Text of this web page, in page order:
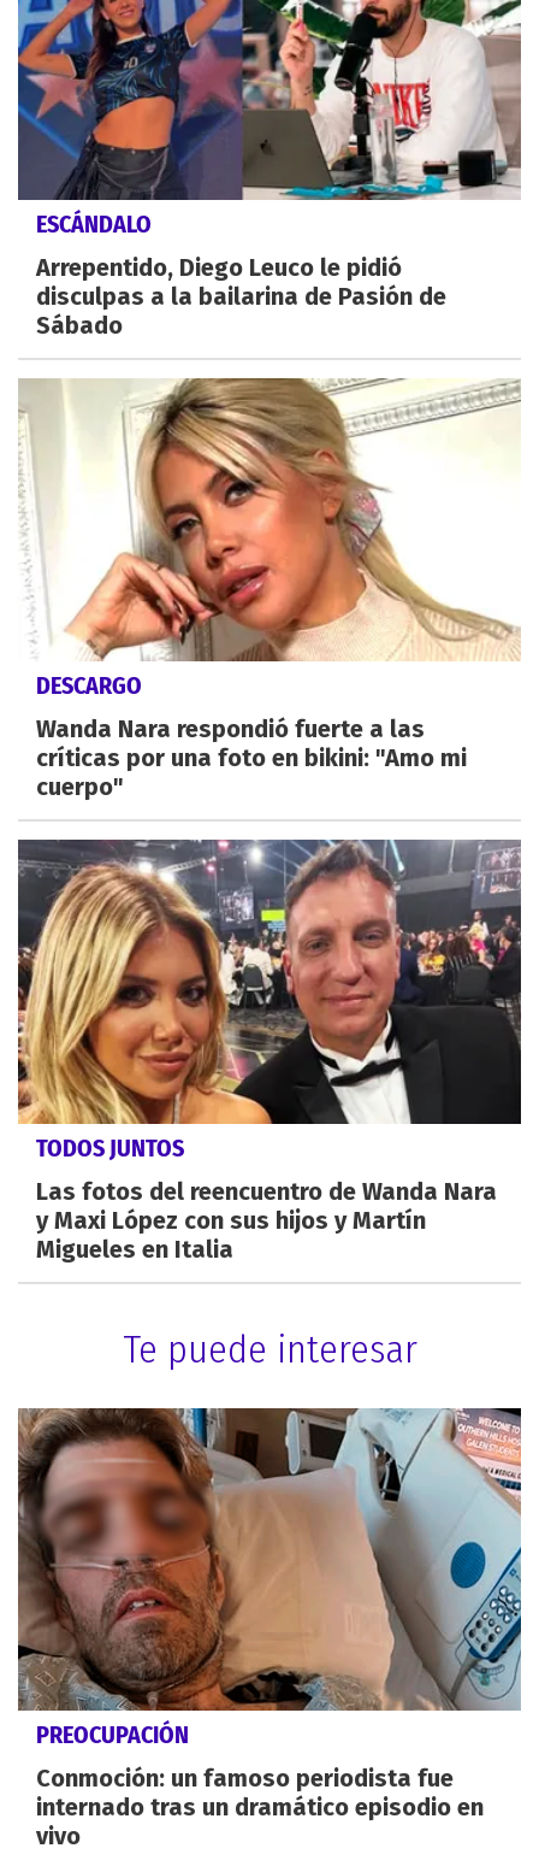
ESCÁNDALO
Arrepentido, Diego Leuco le pidió
disculpas a la bailarina de Pasión de
Sábado
DESCARGO
Wanda Nara respondió fuerte a las
críticas por una foto en bikini: "Amo mi
cuerpo"
TODOS JUNTOS
Las fotos del reencuentro de Wanda Nara
y Maxi López con sus hijos y Martín
Migueles en Italia
Te puede interesar
PREOCUPACIÓN
Conmoción: un famoso periodista fue
internado tras un dramático episodio en
vivo